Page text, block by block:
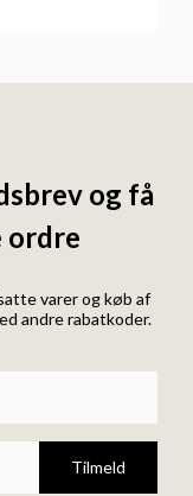
og få
ordre
varer og køb af
andre rabatkoder.
Tilmeld